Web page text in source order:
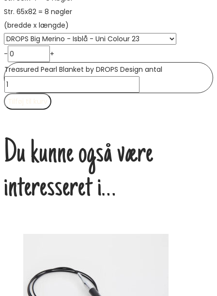
Str. 65x82 = 8 nøgler
(bredde x længde)
-
+
Treasured Pearl Blanket by DROPS Design antal
Tilføj til kurv
Du kunne også være
interesseret i…